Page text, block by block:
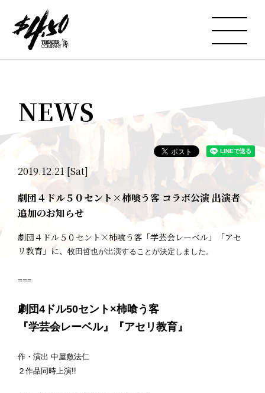
NEWS
2019.12.21 [Sat]
劇団４ドル５０セント×柿喰う客 コラボ公演 出演者
追加のお知らせ
劇団４ドル５０セント×柿喰う客「学芸会レーベル」「アセ
リ教育」に、
牧田哲也が出演することが決定しました。
===
劇団4ドル50セント×柿喰う客
『学芸会レーベル』『アセリ教育』
作・演出 中屋敷法仁
２作品同時上演!!